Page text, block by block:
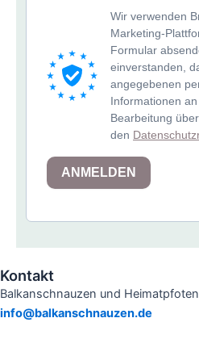
Wir verwenden
Marketing-
Formular
einverstanden,
angegebenen
Informationen
Bearbeitung
den
ANMELDEN
Kontakt
Balkanschnauzen und
info@balkanschnauzen.de